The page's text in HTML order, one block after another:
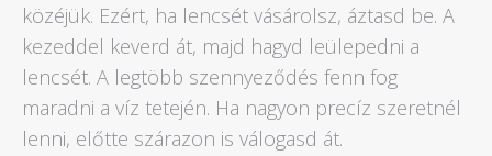
közéjük. Ezért, ha lencsét vásárolsz, áztasd be. A
kezeddel keverd át, majd hagyd leülepedni a
lencsét. A legtöbb szennyeződés fenn fog
maradni a víz tetején. Ha nagyon precíz szeretnél
lenni, előtte szárazon is válogasd át.